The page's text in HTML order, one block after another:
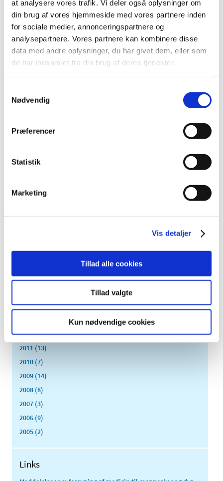
at analysere vores trafik. Vi deler også oplysninger om
din brug af vores hjemmeside med vores partnere inden
for sociale medier, annonceringspartnere og
analysepartnere. Vores partnere kan kombinere disse
data med andre oplysninger, du har givet dem, eller som
de har indsamlet fra din brug af deres tjenester.
Nødvendig
Præferencer
Statistik
Marketing
Vis detaljer
Tillad alle cookies
Tillad valgte
Kun nødvendige cookies
2024 (224)
2023 (195)
2022 (197)
2021 (516)
2020 (263)
2019 (159)
november (19)
september (16)
juni (15)
februar (14)
2016 (167)
2014 (44)
2012 (44)
2011 (13)
2010 (7)
2009 (14)
2008 (8)
2007 (3)
2006 (9)
2005 (2)
Links